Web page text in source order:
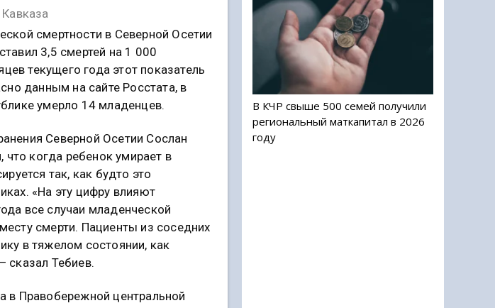
смертности в Северной Осетии
3,5 смертей на 1 000
текущего года этот показатель
данным на сайте Росстата, в
умерло 14 младенцев.
Северной Осетии Сослан
что когда ребенок умирает в
так, как будто это
«На эту цифру влияют
все случаи младенческой
смерти. Пациенты из соседних
в тяжелом состоянии, как
сказал Тебиев.
в Правобережной центральной
В КЧР свыше 500 семей получили
региональный маткапитал в 2026
году